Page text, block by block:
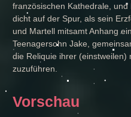
französischen Kathedrale,
dicht auf der Spur, als sein
und Martell mitsamt Anhang
Teenagersohn Jake,
die Reliquie ihrer (einstweilen)
zuzuführen.
Vorschau